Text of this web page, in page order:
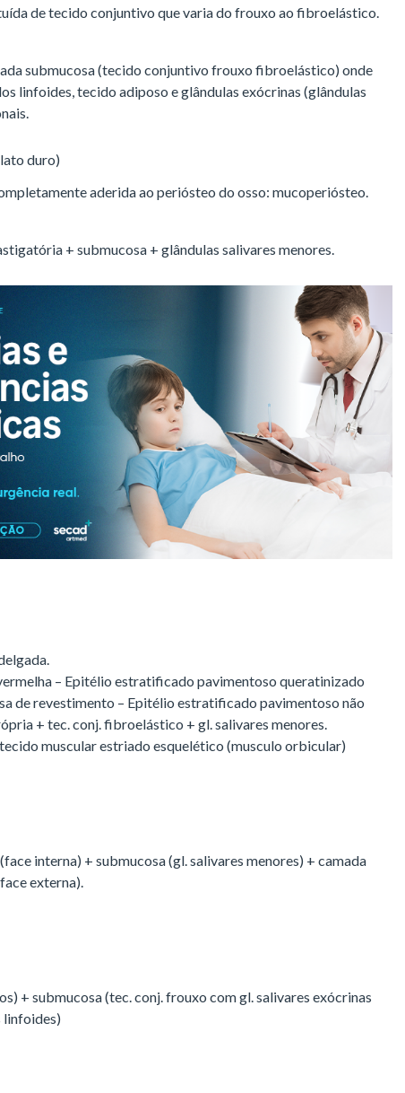
de tecido conjuntivo que varia do frouxo ao fibroelástico.
submucosa (tecido conjuntivo frouxo fibroelástico) onde
linfoides, tecido adiposo e glândulas exócrinas (glândulas
duro)
aderida ao periósteo do osso: mucoperiósteo.
+ submucosa + glândulas salivares menores.
– Epitélio estratificado pavimentoso queratinizado
de revestimento – Epitélio estratificado pavimentoso não
+ tec. conj. fibroelástico + gl. salivares menores.
muscular estriado esquelético (musculo orbicular)
interna) + submucosa (gl. salivares menores) + camada
externa).
+ submucosa (tec. conj. frouxo com gl. salivares exócrinas
linfoides)